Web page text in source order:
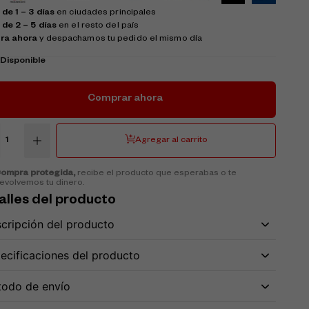
MTE 15 401
1 – 3 días en ciudades principales
2 – 5 días en el resto del país
ahora y despachamos tu pedido el mismo día
Disponible
Comprar ahora
Agregar al carrito
protegida,recibe el producto que esperabas o te
tu dinero.
del producto
del producto
del producto
de envío